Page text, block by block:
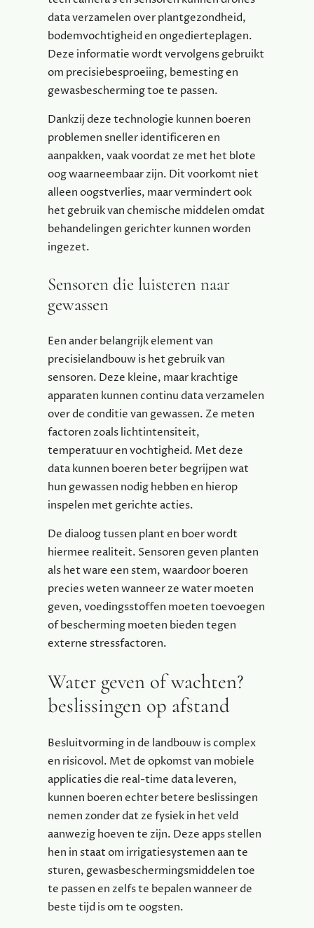
data verzamelen over plantgezondheid,
bodemvochtigheid en ongedierteplagen.
Deze informatie wordt vervolgens gebruikt
om precisiebesproeiing, bemesting en
gewasbescherming toe te passen.
Dankzij deze technologie kunnen boeren
problemen sneller identificeren en
aanpakken, vaak voordat ze met het blote
oog waarneembaar zijn. Dit voorkomt niet
alleen oogstverlies, maar vermindert ook
het gebruik van chemische middelen omdat
behandelingen gerichter kunnen worden
ingezet.
Sensoren die luisteren naar
gewassen
Een ander belangrijk element van
precisielandbouw is het gebruik van
sensoren. Deze kleine, maar krachtige
apparaten kunnen continu data verzamelen
over de conditie van gewassen. Ze meten
factoren zoals lichtintensiteit,
temperatuur en vochtigheid. Met deze
data kunnen boeren beter begrijpen wat
hun gewassen nodig hebben en hierop
inspelen met gerichte acties.
De dialoog tussen plant en boer wordt
hiermee realiteit. Sensoren geven planten
als het ware een stem, waardoor boeren
precies weten wanneer ze water moeten
geven, voedingsstoffen moeten toevoegen
of bescherming moeten bieden tegen
externe stressfactoren.
Water geven of wachten?
beslissingen op afstand
Besluitvorming in de landbouw is complex
en risicovol. Met de opkomst van mobiele
applicaties die real-time data leveren,
kunnen boeren echter betere beslissingen
nemen zonder dat ze fysiek in het veld
aanwezig hoeven te zijn. Deze apps stellen
hen in staat om irrigatiesystemen aan te
sturen, gewasbeschermingsmiddelen toe
te passen en zelfs te bepalen wanneer de
beste tijd is om te oogsten.